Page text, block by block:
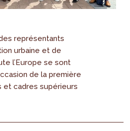
représentants
urbaine et de
l’Europe se sont
de la première
et cadres supérieurs